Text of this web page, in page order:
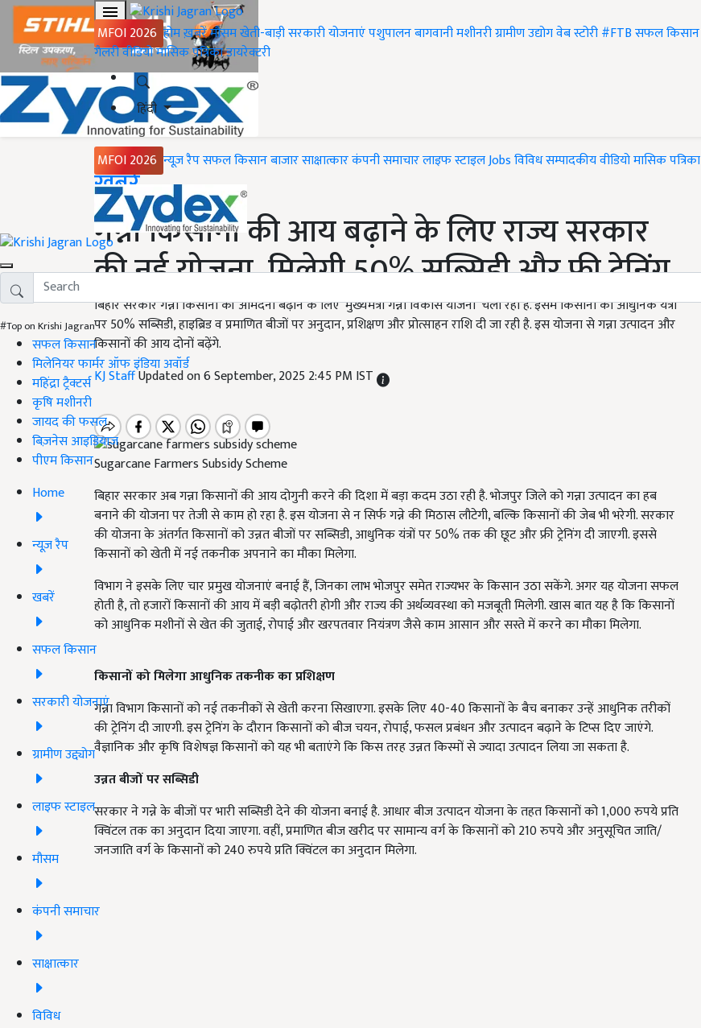
MFOI 2026 होमख़बरेंमौसमखेती-बाड़ीसरकारी योजनाएंपशुपालनबागवानीमशीनरीग्रामीण उद्योगवेब स्टोरी#FTBसफल किसान
गैलरीवीडियोमासिक पत्रिकाडायरेक्टरी
हिंदी
MFOI 2026 न्यूज़ रैपसफल किसानबाजारसाक्षात्कारकंपनी समाचारलाइफ स्टाइलJobsविविधसम्पादकीयवीडियोमासिक पत्रिका
#Top on Krishi Jagran
सफल किसान
मिलेनियर फार्मर ऑफ इंडिया अवॉर्ड
महिंद्रा ट्रैक्टर्स
कृषि मशीनरी
जायद की फसल
बिज़नेस आइडियाज
पीएम किसान
Home
न्यूज़ रैप
खबरें
सफल किसान
सरकारी योजनाएं
ग्रामीण उद्द्योग
लाइफ स्टाइल
मौसम
कंपनी समाचार
साक्षात्कार
विविध
Home
ख़बरें
गन्ना किसानों की आय बढ़ाने के लिए राज्य सरकार
की नई योजना, मिलेगी 50% सब्सिडी और फ्री ट्रेनिंग
बिहार सरकार गन्ना किसानों की आमदनी बढ़ाने के लिए ‘मुख्यमंत्री गन्ना विकास योजना’ चला रही है. इसमें किसानों को आधुनिक यंत्रों
पर 50% सब्सिडी, हाइब्रिड व प्रमाणित बीजों पर अनुदान, प्रशिक्षण और प्रोत्साहन राशि दी जा रही है. इस योजना से गन्ना उत्पादन और
किसानों की आय दोनों बढ़ेंगे.
KJ StaffUpdated on 6 September, 2025 2:45 PM IST
Sugarcane Farmers Subsidy Scheme
बिहार सरकार अब गन्ना किसानों की आय दोगुनी करने की दिशा में बड़ा कदम उठा रही है. भोजपुर जिले को गन्ना उत्पादन का हब
बनाने की योजना पर तेजी से काम हो रहा है. इस योजना से न सिर्फ गन्ने की मिठास लौटेगी, बल्कि किसानों की जेब भी भरेगी. सरकार
की योजना के अंतर्गत किसानों को उन्नत बीजों पर सब्सिडी, आधुनिक यंत्रों पर 50% तक की छूट और फ्री ट्रेनिंग दी जाएगी. इससे
किसानों को खेती में नई तकनीक अपनाने का मौका मिलेगा.
विभाग ने इसके लिए चार प्रमुख योजनाएं बनाई हैं, जिनका लाभ भोजपुर समेत राज्यभर के किसान उठा सकेंगे. अगर यह योजना सफल
होती है, तो हजारों किसानों की आय में बड़ी बढ़ोतरी होगी और राज्य की अर्थव्यवस्था को मजबूती मिलेगी. खास बात यह है कि किसानों
को आधुनिक मशीनों से खेत की जुताई, रोपाई और खरपतवार नियंत्रण जैसे काम आसान और सस्ते में करने का मौका मिलेगा.
किसानों को मिलेगा आधुनिक तकनीक का प्रशिक्षण
गन्ना विभाग किसानों को नई तकनीकों से खेती करना सिखाएगा. इसके लिए 40-40 किसानों के बैच बनाकर उन्हें आधुनिक तरीकों
की ट्रेनिंग दी जाएगी. इस ट्रेनिंग के दौरान किसानों को बीज चयन, रोपाई, फसल प्रबंधन और उत्पादन बढ़ाने के टिप्स दिए जाएंगे.
वैज्ञानिक और कृषि विशेषज्ञ किसानों को यह भी बताएंगे कि किस तरह उन्नत किस्मों से ज्यादा उत्पादन लिया जा सकता है.
उन्नत बीजों पर सब्सिडी
सरकार ने गन्ने के बीजों पर भारी सब्सिडी देने की योजना बनाई है. आधार बीज उत्पादन योजना के तहत किसानों को 1,000 रुपये प्रति
क्विंटल तक का अनुदान दिया जाएगा. वहीं, प्रमाणित बीज खरीद पर सामान्य वर्ग के किसानों को 210 रुपये और अनुसूचित जाति/
जनजाति वर्ग के किसानों को 240 रुपये प्रति क्विंटल का अनुदान मिलेगा.